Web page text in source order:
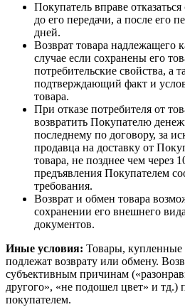
Покупатель вправе
до его передачи, а после его
дней.
Возврат товара надлежащего
случае если сохранены его
потребительские свойства, а
подтверждающий факт и
товара.
При отказе потребителя от
возвратить Покупателю
последнему по договору, за
продавца на доставку от
товара, не позднее чем через
предъявления Покупателем
требования.
Возврат и обмен товара
сохранении его внешнего
документов.
Иные условия: Товары, купленные
подлежат возврату или обмену.
субъективным причинам
другого», «не подошел цвет» и тд.)
покупателем.